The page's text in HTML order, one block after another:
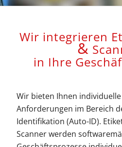
Wir integrieren
&
in Ihre
Wir bieten Ihnen
Anforderungen im Bereich
Identifikation (Auto-ID).
Scanner werden